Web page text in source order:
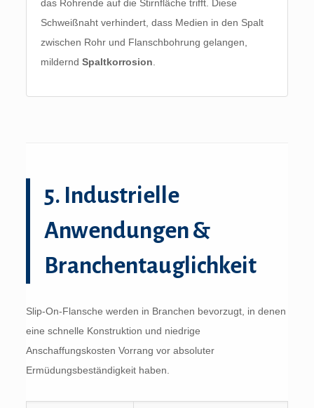
das Rohrende auf die Stirnfläche trifft. Diese
Schweißnaht verhindert, dass Medien in den Spalt
zwischen Rohr und Flanschbohrung gelangen,
mildernd Spaltkorrosion.
5. Industrielle
Anwendungen &
Branchentauglichkeit
Slip-On-Flansche werden in Branchen bevorzugt, in denen
eine schnelle Konstruktion und niedrige
Anschaffungskosten Vorrang vor absoluter
Ermüdungsbeständigkeit haben.